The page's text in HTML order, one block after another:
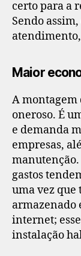
certo para a
Sendo
Maior
A montagem
oneroso. É
e demanda
empresas,
manutenção.
gastos
uma vez que
armazenado
internet;
instalação